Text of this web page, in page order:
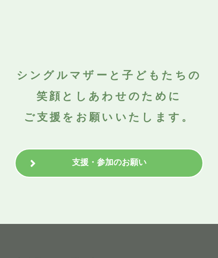
シングルマザーと子どもたちの
笑顔としあわせのために
ご支援をお願いいたします。
支援・参加のお願い